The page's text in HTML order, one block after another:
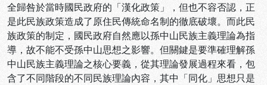
全歸咎於當時國民政府的「漢化政策」，但也不容否認，正
是此民族政策造成了原住民傳統命名制的徹底破壞。而此民
族政策的制定，國民政府自然應以孫中山民族主義理論為指
導，故不能不受孫中山思想之影響。但關鍵是要準確理解孫
中山民族主義理論之核心要義，從其理論發展過程來看，包
含了不同階段的不同民族理論內容，其中「同化」思想只是